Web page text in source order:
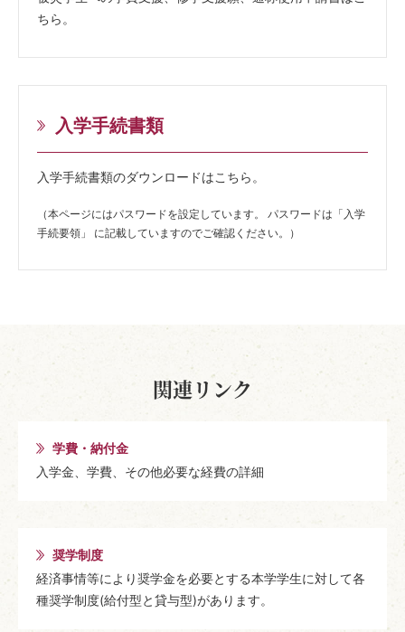
ちら。
入学手続書類
入学手続書類のダウンロードはこちら。
（本ページにはパスワードを設定しています。 パスワードは「入学
手続要領」 に記載していますのでご確認ください。）
関連リンク
学費・納付金
入学金、学費、その他必要な経費の詳細
奨学制度
経済事情等により奨学金を必要とする本学学生に対して各
種奨学制度(給付型と貸与型)があります。